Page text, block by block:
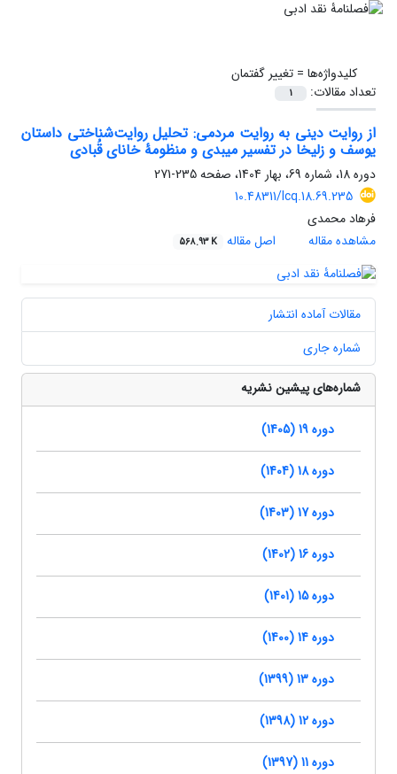
کلیدواژه‌ها =تغییر گفتمان
تعداد مقالات:
1
از روایت دینی به روایت مردمی: تحلیل روایت‌شناختی داستان
یوسف و زلیخا در تفسیر میبدی و منظومۀ خانای قُبادی
دوره 18، شماره 69، بهار 1404، صفحه
235-271
10.48311/lcq.18.69.235
فرهاد محمدی
مشاهده مقاله
اصل مقاله 568.93 K
مقالات آماده انتشار
شماره جاری
شماره‌های پیشین نشریه
دوره 19 (1405)
دوره 18 (1404)
دوره 17 (1403)
دوره 16 (1402)
دوره 15 (1401)
دوره 14 (1400)
دوره 13 (1399)
دوره 12 (1398)
دوره 11 (1397)